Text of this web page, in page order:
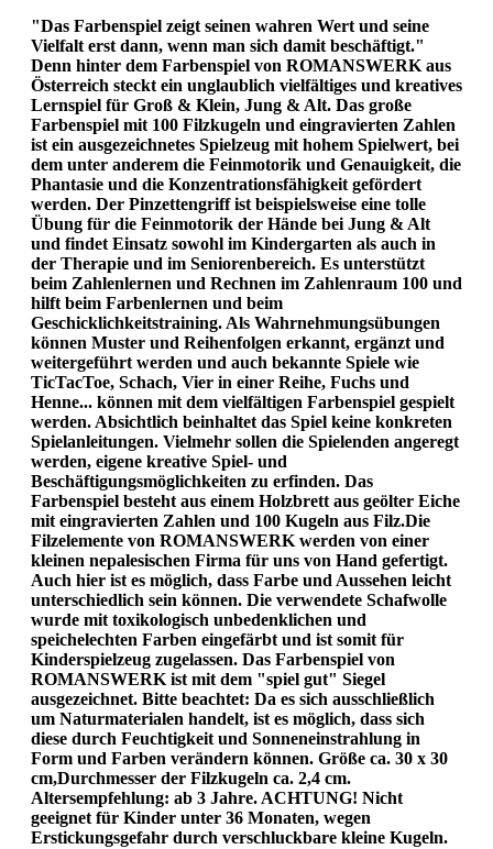
"Das Farbenspiel zeigt seinen wahren Wert und seine
Vielfalt erst dann, wenn man sich damit beschäftigt."
Denn hinter dem Farbenspiel von ROMANSWERK aus
Österreich steckt ein unglaublich vielfältiges und kreatives
Lernspiel für Groß & Klein, Jung & Alt. Das große
Farbenspiel mit 100 Filzkugeln und eingravierten Zahlen
ist ein ausgezeichnetes Spielzeug mit hohem Spielwert, bei
dem unter anderem die Feinmotorik und Genauigkeit, die
Phantasie und die Konzentrationsfähigkeit gefördert
werden. Der Pinzettengriff ist beispielsweise eine tolle
Übung für die Feinmotorik der Hände bei Jung & Alt
und findet Einsatz sowohl im Kindergarten als auch in
der Therapie und im Seniorenbereich. Es unterstützt
beim Zahlenlernen und Rechnen im Zahlenraum 100 und
hilft beim Farbenlernen und beim
Geschicklichkeitstraining. Als Wahrnehmungsübungen
können Muster und Reihenfolgen erkannt, ergänzt und
weitergeführt werden und auch bekannte Spiele wie
TicTacToe, Schach, Vier in einer Reihe, Fuchs und
Henne... können mit dem vielfältigen Farbenspiel gespielt
werden. Absichtlich beinhaltet das Spiel keine konkreten
Spielanleitungen. Vielmehr sollen die Spielenden angeregt
werden, eigene kreative Spiel- und
Beschäftigungsmöglichkeiten zu erfinden. Das
Farbenspiel besteht aus einem Holzbrett aus geölter Eiche
mit eingravierten Zahlen und 100 Kugeln aus Filz.Die
Filzelemente von ROMANSWERK werden von einer
kleinen nepalesischen Firma für uns von Hand gefertigt.
Auch hier ist es möglich, dass Farbe und Aussehen leicht
unterschiedlich sein können. Die verwendete Schafwolle
wurde mit toxikologisch unbedenklichen und
speichelechten Farben eingefärbt und ist somit für
Kinderspielzeug zugelassen. Das Farbenspiel von
ROMANSWERK ist mit dem "spiel gut" Siegel
ausgezeichnet. Bitte beachtet: Da es sich ausschließlich
um Naturmaterialen handelt, ist es möglich, dass sich
diese durch Feuchtigkeit und Sonneneinstrahlung in
Form und Farben verändern können. Größe ca. 30 x 30
cm,Durchmesser der Filzkugeln ca. 2,4 cm.
Altersempfehlung: ab 3 Jahre. ACHTUNG! Nicht
geeignet für Kinder unter 36 Monaten, wegen
Erstickungsgefahr durch verschluckbare kleine Kugeln.